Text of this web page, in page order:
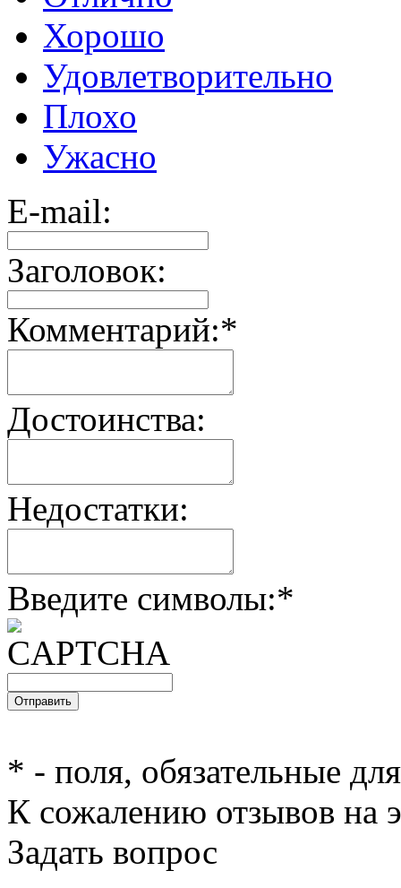
Хорошо
Удовлетворительно
Плохо
Ужасно
E-mail:
Заголовок:
Комментарий:*
Достоинства:
Недостатки:
Введите символы:*
* - поля, обязательные
К сожалению отзывов на
Задать вопрос